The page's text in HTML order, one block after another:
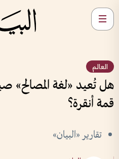
العالم
هل تُعيد «لغة المصالح»
قمة أنقرة؟
تقارير «البيان»